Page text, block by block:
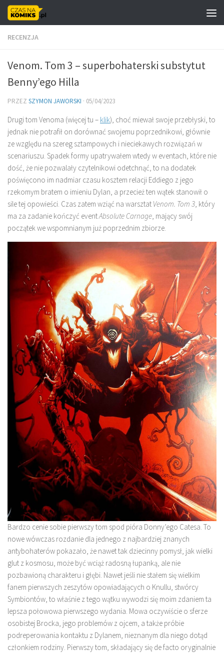
Skip to content
RECENZJA
Venom. Tom 3 – superbohaterski substytut
Benny’ego Hilla
PRZEZ SZYMON JAWORSKI · 05/04/2023
Drugi tom Venoma (więcej tu – klik), choć miewał swoje przebłyski, to
jednak nie potrafił on dorównać swojemu poprzednikowi, głównie
ze względu na szereg sztampowych i nieciekawych rozwiązań w
scenariuszu. Spadek formy upatrywałem wtedy w eventach, które nie
dość, że nie pozwalały czytelnikowi odetchnąć, to na dodatek
poświęcono im nadmiar czasu kosztem relacji Eddiego z jego
rzekomym bratem o imieniu Dylan, a przecież ten wątek stanowił o
sile tej opowieści. Czas zatem wziąć na warsztat Venom. Tom 3, który
ma za zadanie kończyć eventAbsolute Carnage, mający swój
początek we wspomnianym już poprzednim zbiorze.
Bardzo cenie sobie pierwszy tom spod pióra Donny’ego Catesa. To
nowe wówczas rozdanie dla jednego z najbardziej znanych
antybohaterów pokazało, że nawet tak dziecinny pomysł, jak wielki
glut z kosmosu, może być wciąż radosną łupanką, ale nie
pozbawioną charakteru i głębi. Nawet jeśli nie stałem się wielkim
fanem pierwszych zeszytów opowiadających o Knullu, stwórcy
Symbiontów, to właśnie z tego wątku wywodzi się moim zdaniem ta
lepsza połowowa pierwszego wydania. Mowa oczywiście o sferze
osobistej Brocka, jego problemów z ojcem, a także próbie
podreperowania kontaktu z Dylanem, nieznanym dla niego dotąd
członkiem rodziny. Pierwszy tom, składający się de facto oryginalnie